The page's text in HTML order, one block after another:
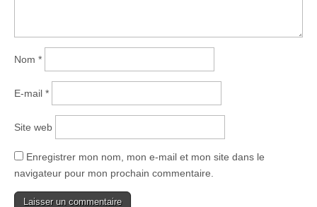
Nom *
E-mail *
Site web
Enregistrer mon nom, mon e-mail et mon site dans le
navigateur pour mon prochain commentaire.